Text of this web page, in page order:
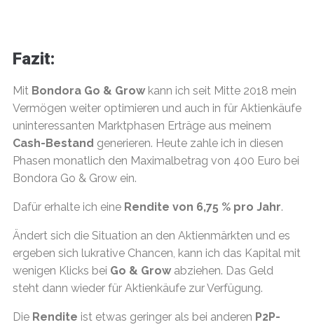
Fazit:
Mit Bondora Go & Growkann ich seit Mitte 2018 mein
Vermögen weiter optimieren und auch in für Aktienkäufe
uninteressanten Marktphasen Erträge aus meinem
Cash-Bestand generieren. Heute zahle ich in diesen
Phasen monatlich den Maximalbetrag von 400 Euro bei
Bondora Go & Grow ein.
Dafür erhalte ich eine Rendite von 6,75 % pro Jahr.
Ändert sich die Situation an den Aktienmärkten und es
ergeben sich lukrative Chancen, kann ich das Kapital mit
wenigen Klicks bei Go & Growabziehen. Das Geld
steht dann wieder für Aktienkäufe zur Verfügung.
Die Rendite ist etwas geringer als bei anderen P2P-